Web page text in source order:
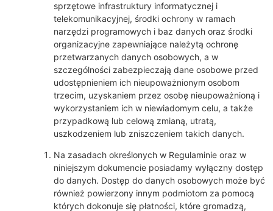
sprzętowe infrastruktury informatycznej i
telekomunikacyjnej, środki ochrony w ramach
narzędzi programowych i baz danych oraz środki
organizacyjne zapewniające należytą ochronę
przetwarzanych danych osobowych, a w
szczególności zabezpieczają dane osobowe przed
udostępnieniem ich nieupoważnionym osobom
trzecim, uzyskaniem przez osobę nieupoważnioną i
wykorzystaniem ich w niewiadomym celu, a także
przypadkową lub celową zmianą, utratą,
uszkodzeniem lub zniszczeniem takich danych.
Na zasadach określonych w Regulaminie oraz w
niniejszym dokumencie posiadamy wyłączny dostęp
do danych. Dostęp do danych osobowych może być
również powierzony innym podmiotom za pomocą
których dokonuje się płatności, które gromadzą,